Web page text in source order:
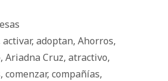
activar, adoptan, Ahorros,
, Ariadna Cruz, atractivo,
, comenzar, compañías,